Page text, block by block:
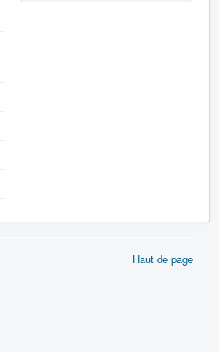
Haut de page